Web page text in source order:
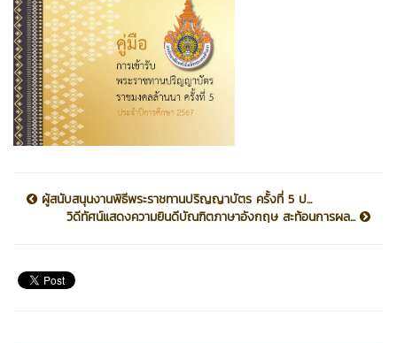
ผู้สนับสนุนงานพิธีพระราชทานปริญญาบัตร ครั้งที่ 5 ป...
วิดีทัศน์แสดงความยินดีบัณฑิตภาษาอังกฤษ สะท้อนการผล...